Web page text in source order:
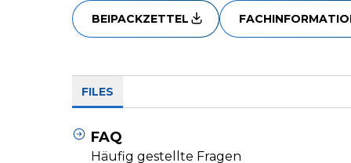
BEIPACKZETTEL
FILES
FAQ
Häufig gestellte Fragen